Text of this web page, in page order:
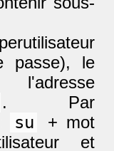
passe), le
. Par
su
+ mot
et